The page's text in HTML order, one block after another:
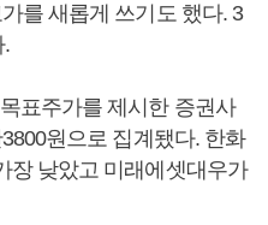
를 새롭게 쓰기도 했다. 3
.
표주가를 제시한 증권사
원으로 집계됐다. 한화
장 낮았고 미래에셋대우가